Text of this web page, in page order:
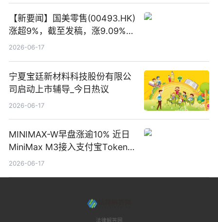
【新要闻】国美零售(00493.HK)
涨超9%，截至发稿，涨9.09%，
报0.012港元，成交额37.26万港
2026-06-17
宁夏宝廷新材料科技股份有限公
司启动上市辅导_今日热议
2026-06-17
MINIMAX-W早盘涨逾10% 近日
MiniMax M3接入支付宝Token
Pay
2026-06-17
法律解答网